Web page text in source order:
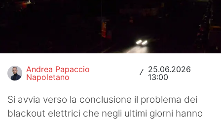
Hockey
Altre
News
Turismo
Andrea Papaccio
Napoletano
/
25.06.2026
13:00
Si avvia verso la conclusione il problema dei
blackout elettrici che negli ultimi giorni hanno